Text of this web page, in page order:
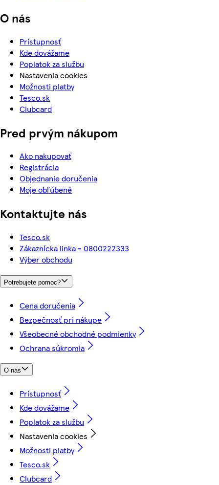
O nás
Prístupnosť
Kde dovážame
Poplatok za službu
Nastavenia cookies
Možnosti platby
Tesco.sk
Clubcard
Pred prvým nákupom
Ako nakupovať
Registrácia
Objednanie doručenia
Moje obľúbené
Kontaktujte nás
Tesco.sk
Zákaznícka linka - 0800222333
Výber obchodu
Potrebujete pomoc?
Cena doručenia
Bezpečnosť pri nákupe
Všeobecné obchodné podmienky
Ochrana súkromia
O nás
Prístupnosť
Kde dovážame
Poplatok za službu
Nastavenia cookies
Možnosti platby
Tesco.sk
Clubcard